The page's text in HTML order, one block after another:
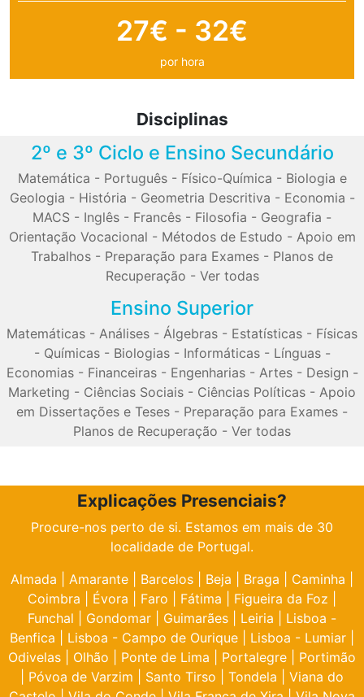
27€ - 32€
por hora
Disciplinas
2º e 3º Ciclo e Ensino Secundário
Matemática - Português- Físico-Química - Biologia e
Geologia - História - Geometria Descritiva - Economia -
MACS - Inglês - Francês - Filosofia - Geografia -
Orientação Vocacional - Métodos de Estudo - Apoio em
Trabalhos - Preparação para Exames - Planos de
Recuperação - Ver todas
Ensino Superior
Matemáticas - Análises - Álgebras - Estatísticas - Físicas
- Químicas- Biologias- Informáticas- Línguas-
Economias- Financeiras- Engenharias- Artes- Design -
Marketing - Ciências Sociais - Ciências Políticas - Apoio
em Dissertações e Teses - Preparação para Exames -
Planos de Recuperação - Ver todas
Explicações Presenciais?
Procure-nos perto de si. Estamos em mais de 30
localidade de Portugal.
Almada
Amarante Barcelos Beja Braga Caminha
Coimbra
Évora Faro Fátima Figueira da Foz
Funchal
Gondomar Guimarães Leiria
Lisboa -
Benfica
Lisboa - Campo de Ourique Lisboa - Lumiar
Odivelas
Olhão Ponte de Lima Portalegre
Portimão
Póvoa de Varzim Santo Tirso Tondela
Viana do